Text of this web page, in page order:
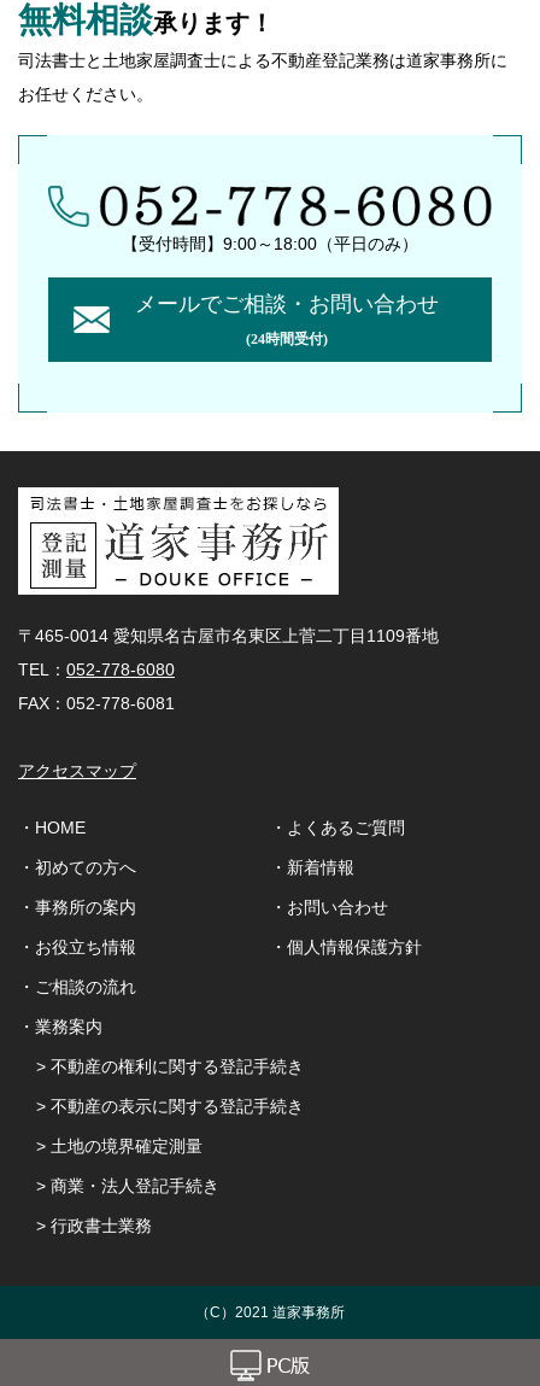
無料相談承ります！
司法書士と土地家屋調査士による不動産登記業務は道家事務所に
お任せください。
【受付時間】9:00～18:00（平日のみ）
メールでご相談・お問い合わせ
(24時間受付)
〒465-0014 愛知県名古屋市名東区上菅二丁目1109番地
TEL： 052-778-6080
FAX：052-778-6081
アクセスマップ
・HOME
・初めての方へ
・事務所の案内
・お役立ち情報
・ご相談の流れ
・よくあるご質問
・新着情報
・お問い合わせ
・個人情報保護方針
・業務案内
> 不動産の権利に関する登記手続き
> 不動産の表示に関する登記手続き
> 土地の境界確定測量
> 商業・法人登記手続き
> 行政書士業務
（C）2021 道家事務所